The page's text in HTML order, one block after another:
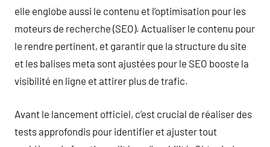
elle englobe aussi le contenu et l’optimisation pour les
moteurs de recherche (SEO). Actualiser le contenu pour
le rendre pertinent, et garantir que la structure du site
et les balises meta sont ajustées pour le SEO booste la
visibilité en ligne et attirer plus de trafic.
Avant le lancement officiel, c’est crucial de réaliser des
tests approfondis pour identifier et ajuster tout